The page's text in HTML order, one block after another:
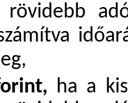
rövidebb
ha a